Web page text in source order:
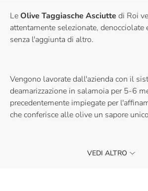
LeOlive Taggiasche Asciutte di Roi
attentamente selezionate, denocciolate
senza l'aggiunta di altro.
Vengono lavorate dall'azienda con il
deamarizzazione in salamoia per 5-6
precedentemente impiegate per
che conferisce alle olive un sapore
Le Olive Taggiasche Asciutte sono
VEDI ALTRO